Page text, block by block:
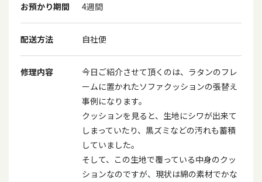
お預かり期間 4週間
配送方法 自社便
修理内容
今日ご紹介させて頂くのは、ラタンのフレ
ームに置かれたソファクッションの張替え
事例になります。
クッションを見ると、生地にシワが出来て
しまっていたり、黒ズミなどの汚れも蓄積
していました。
そして、この生地で覆っている中身のクッ
ションなのですが、現状は綿の素材でかな